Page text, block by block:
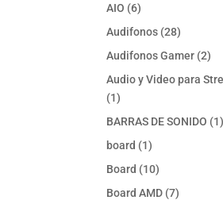
AIO 66
productos
Audifonos 2828
productos
Audifonos Gamer 22
Audio y Video para
11
producto
BARRAS DE SONIDO 11
board 11
producto
Board 1010
productos
Board AMD 77